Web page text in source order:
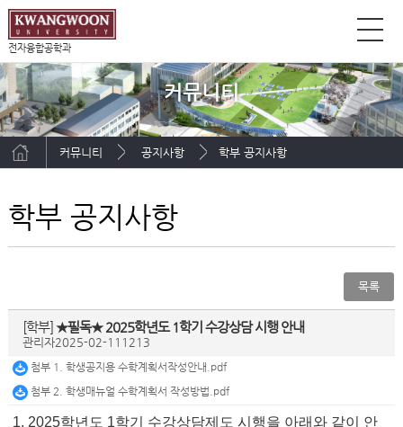
전자융합공학과
커뮤니티
커뮤니티 공지사항 학부 공지사항
학부 공지사항
목록
[학부] ★필독★ 2025학년도 1학기 수강상담 시행 안내
관리자2025-02-11 1213
첨부 1. 학생공지용 수학계획서작성안내.pdf
첨부 2. 학생매뉴얼 수학계획서 작성방법.pdf
1. 2025학년도 1학기 수강상담제도 시행을 아래와 같이 안